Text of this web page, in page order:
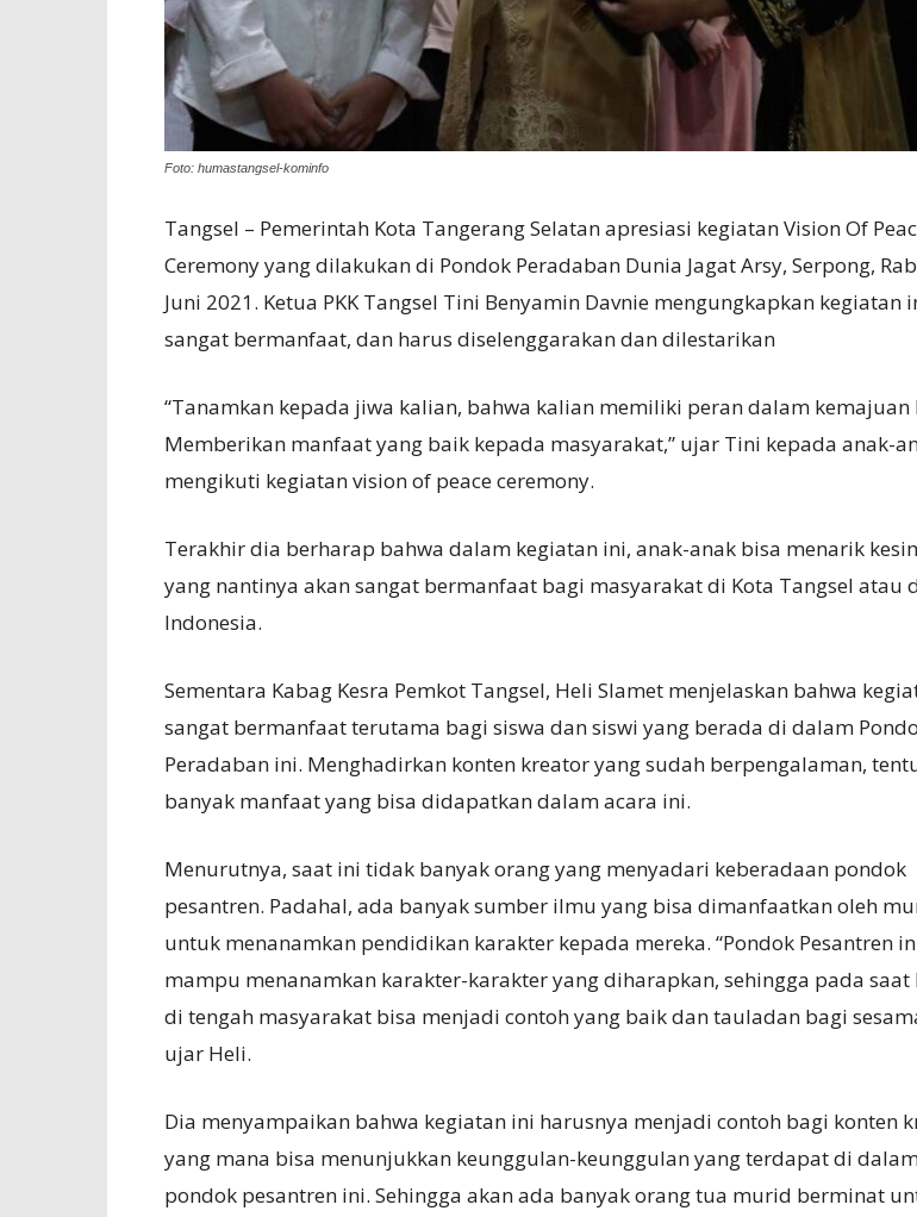
Foto: humastangsel-kominfo
Tangsel – Pemerintah Kota Tangerang Selatan apresiasi kegiatan Vision Of
Ceremony yang dilakukan di Pondok Peradaban Dunia Jagat Arsy, Serpong,
Juni 2021. Ketua PKK Tangsel Tini Benyamin Davnie mengungkapkan kegiatan
sangat bermanfaat, dan harus diselenggarakan dan dilestarikan
“Tanamkan kepada jiwa kalian, bahwa kalian memiliki peran dalam kemajuan
Memberikan manfaat yang baik kepada masyarakat,” ujar Tini kepada anak-
mengikuti kegiatan vision of peace ceremony.
Terakhir dia berharap bahwa dalam kegiatan ini, anak-anak bisa menarik
yang nantinya akan sangat bermanfaat bagi masyarakat di Kota Tangsel atau
Indonesia.
Sementara Kabag Kesra Pemkot Tangsel, Heli Slamet menjelaskan bahwa
sangat bermanfaat terutama bagi siswa dan siswi yang berada di dalam
Peradaban ini. Menghadirkan konten kreator yang sudah berpengalaman,
banyak manfaat yang bisa didapatkan dalam acara ini.
Menurutnya, saat ini tidak banyak orang yang menyadari keberadaan pondok
pesantren. Padahal, ada banyak sumber ilmu yang bisa dimanfaatkan oleh
untuk menanamkan pendidikan karakter kepada mereka. “Pondok Pesantren
mampu menanamkan karakter-karakter yang diharapkan, sehingga pada saat
di tengah masyarakat bisa menjadi contoh yang baik dan tauladan bagi
ujar Heli.
Dia menyampaikan bahwa kegiatan ini harusnya menjadi contoh bagi konten
yang mana bisa menunjukkan keunggulan-keunggulan yang terdapat di
pondok pesantren ini. Sehingga akan ada banyak orang tua murid berminat